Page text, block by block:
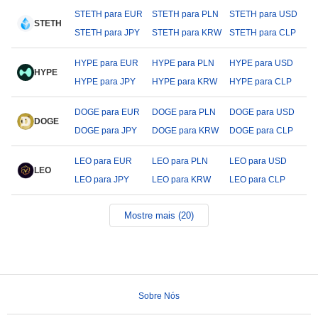
STETH
STETH para EUR STETH para PLN
STETH para USD
STETH para JPY
STETH para KRW STETH para CLP
HYPE
HYPE para EUR HYPE para PLN
HYPE para USD
HYPE para JPY
HYPE para KRW HYPE para CLP
DOGE
DOGE para EUR DOGE para PLN
DOGE para USD
DOGE para JPY
DOGE para KRW DOGE para CLP
LEO
LEO para EUR LEO para PLN
LEO para USD
LEO para JPY
LEO para KRW LEO para CLP
Mostre mais (20)
Sobre Nós